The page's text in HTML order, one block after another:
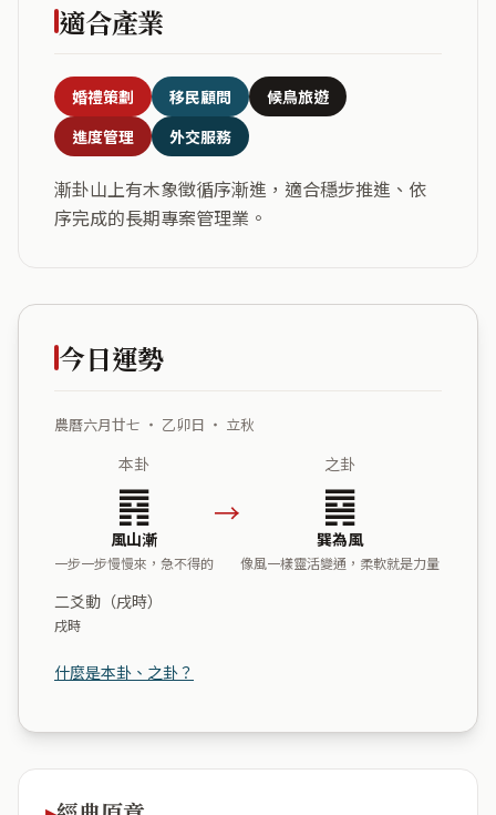
適合產業
婚禮策劃 移民顧問
候鳥旅遊
進度管理
外交服務
漸卦山上有木象徵循序漸進，適合穩步推進、依
序完成的長期專案管理業。
今日運勢
農曆六月廿七 ・ 乙卯日 ・ 立秋
本卦
䷴
風山漸
一步一步慢慢來，急不得的
→
之卦
䷸
巽為風
像風一樣靈活變通，柔軟就是力量
二爻動（戌時）
戌時
什麼是本卦、之卦？